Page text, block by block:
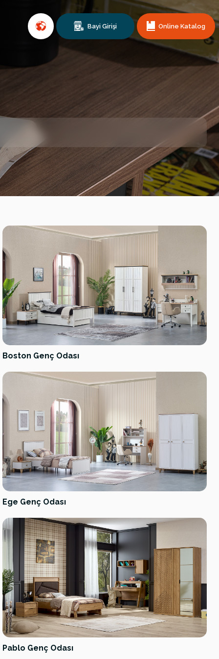
Bayi Girişi Online Katalog
Boston Genç Odası
Ege Genç Odası
Pablo Genç Odası